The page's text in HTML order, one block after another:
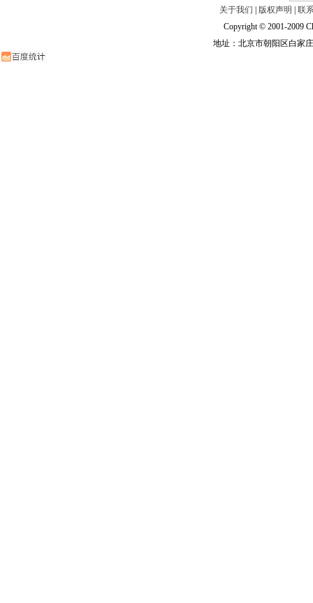
关于我们 版权声明
联
Copyright © 2001-2009
地址：北京市朝阳区白家